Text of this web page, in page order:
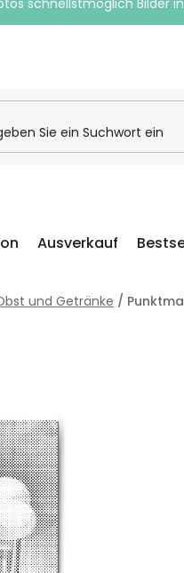
schnellstmöglich Bilder
Ausverkauf
und Getränke /